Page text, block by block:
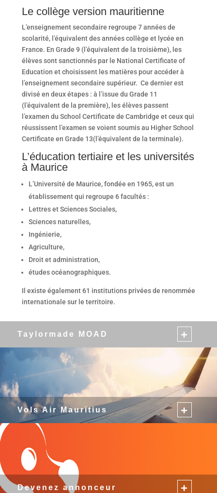
Le collège version mauritienne
L’enseignement secondaire regroupe 7 années de
scolarité, l’équivalent des années collège et lycée en
France. En Grade 9 (l’équivalent de la troisième), les
élèves sont sanctionnés par le National Certificate of
Education et choisissent les matières pour accéder à
l’enseignement secondaire supérieur. Ce dernier est
divisé en deux étapes : à l’issue du Grade 11
(l’équivalent de la première), les élèves passent
l’examen du School Certificate de Cambridge et ceux qui
réussissent l’examen se voient soumis au Higher School
Certificate en Grade 13(l’équivalent de la terminale).
L’éducation tertiaire et les universités
à Maurice
L’Université de Maurice, fondée en 1965, est un
établissement qui regroupe 6 facultés :
Lettres et Sciences Sociales,
Sciences naturelles,
Ingénierie,
Agriculture,
Droit et administration,
études océanographiques.
Il existe également 61 institutions privées de renommée
internationale sur le territoire.
Taylormade MOAD
Vols Air Mauritius
Devenez annonceur